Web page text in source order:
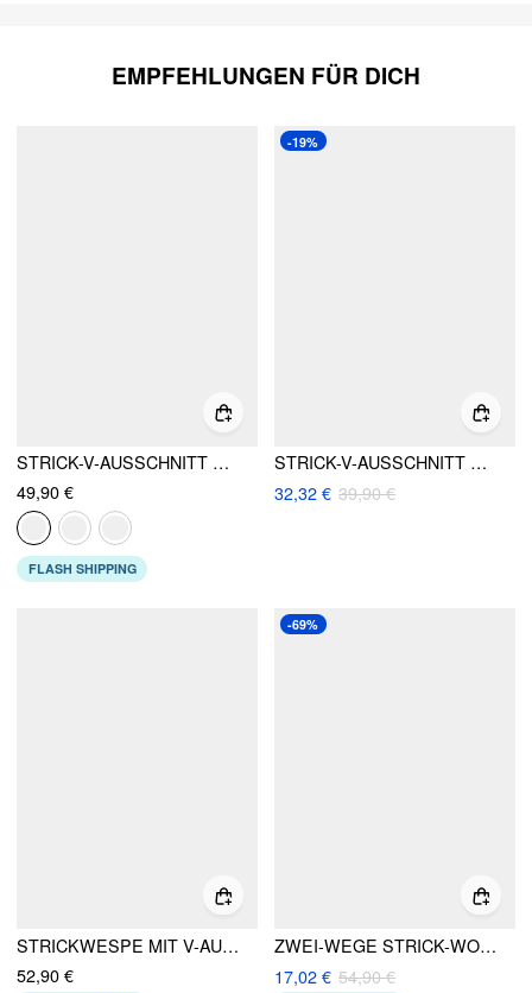
EMPFEHLUNGEN FÜR DICH
STRICK-V-AUSSCHNITT METALLKNOPF CARDIGAN
49,90 €
FLASH SHIPPING
-19%
STRICK-V-AUSSCHNITT VEST MIT DOLMANÄRMELN
32,32 € 39,90 €
STRICKWESPE MIT V-AUSSCHNITT, METALLKNÖPFEN UND JEANSKONTRASTBESATZ
52,90 €
-69%
ZWEI-WEGE STRICK-WOLLE-MISCHUNG KRAGEN FRANSEN METALL-DETAIL OVERSIZE OBERTEIL
17,02 € 54,90 €